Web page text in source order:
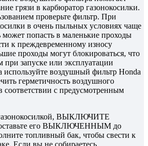
грязи в карбюратор газонокосилки.
проверьте фильтр. При
в очень пыльных условиях чаще
может попасть в маленькие проходы
к преждевременному износу
проходы могут блокироваться, что
запуске или эксплуатации
используйте воздушный фильтр Honda
герметичность воздушного
соответствии с предусмотренным
газонокосилкой, ВЫКЛЮЧИТЕ
оставьте его ВЫКЛЮЧЕННЫМ до
топливный бак, чтобы свести к
Если вы не собираетесь